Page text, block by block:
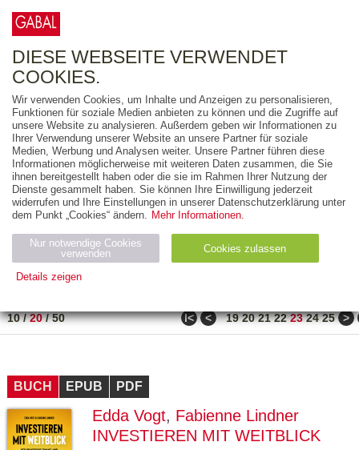
FREITEXT
AUSGABEART
AUS DER REIHE
ZUM THEMA
Neuerscheinung
Bestseller
PREIS
10/20/50 ǀ< < 19 20 21 22 23 24 25 >
BUCH EPUB PDF
Edda Vogt, Fabienne Lindner
INVESTIEREN MIT WEITBLICK
DIESE WEBSEITE VERWENDET
COOKIES.
Wir verwenden Cookies, um Inhalte und Anzeigen zu personalisieren,
Funktionen für soziale Medien anbieten zu können und die Zugriffe auf
unsere Website zu analysieren. Außerdem geben wir Informationen zu
Ihrer Verwendung unserer Website an unsere Partner für soziale
Medien, Werbung und Analysen weiter. Unsere Partner führen diese
Informationen möglicherweise mit weiteren Daten zusammen, die Sie
ihnen bereitgestellt haben oder die sie im Rahmen Ihrer Nutzung der
Dienste gesammelt haben. Sie können Ihre Einwilligung jederzeit
widerrufen und Ihre Einstellungen in unserer Datenschutzerklärung unter
dem Punkt „Cookies“ ändern. Mehr Informationen.
Nur notwendige Cookies
verwenden
Cookies zulassen
Details zeigen
Name Zweck
ESSION
_ID
verlag.
de
Session verwendet
GV_CO
OKIES
gabal-
Speichert den Zustimmungsstatus des
Benutzers für Cookies auf der aktuellen
Domäne.
ge